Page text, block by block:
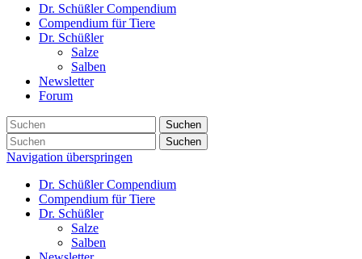
Dr. Schüßler Compendium
Compendium für Tiere
Dr. Schüßler
Salze
Salben
Newsletter
Forum
Suchen
Suchen
Navigation überspringen
Dr. Schüßler Compendium
Compendium für Tiere
Dr. Schüßler
Salze
Salben